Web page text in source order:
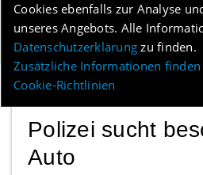
Cookies ebenfalls zur Analyse
unseres Angebots. Alle
Datenschutzerklärung zu finden.
Zusätzliche Informationen finden
Cookie-Richtlinien
Polizei sucht
Auto